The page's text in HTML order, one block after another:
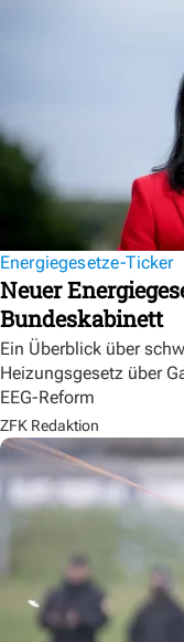
Energiegesetze-Ticker
Neuer
Bundeskabinett
Ein Überblick über
Heizungsgesetz über
EEG-Reform
ZFK Redaktion